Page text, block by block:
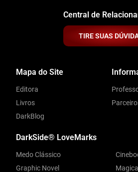
Central de
TIRE SUAS
Mapa do Site
Editora
Livros
DarkBlog
DarkSide® LoveMarks
Medo Clássico
Graphic Novel